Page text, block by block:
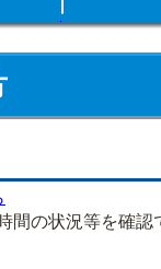
間の状況等を確認